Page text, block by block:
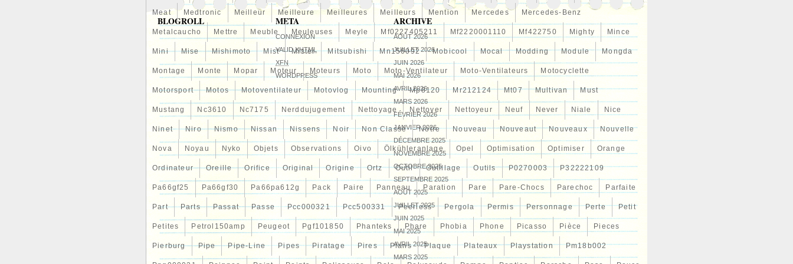
Meat Medtronic Meilleur Meilleure Meilleures Meilleurs Mention Mercedes Mercedes-Benz
Metalcaucho Mettre Meuble Meuleuses Meyle Mf0227405211 Mf2220001110 Mf422750 Mighty Mince
Mini Mise Mishimoto Mist Mister Mitsubishi Mn156092 Mobicool Mocal Modding Module Mongda
Montage Monte Mopar Moteur Moteurs Moto Moto-Ventilateur Moto-Ventilateurs Motocyclette
Motorsport Motos Motoventilateur Motovlog Mounting Mp8120 Mr212124 Mt07 Multivan Must
Mustang Nc3610 Nc7175 Nerddujugement Nettoyage Nettoyer Nettoyeur Neuf Never Niale Nice
Ninet Niro Nismo Nissan Nissens Noir Non Classé Notre Nouveau Nouveaut Nouveaux Nouvelle
Nova Noyau Nyko Objets Observations Oivo Ölkühleranlage Opel Optimisation Optimiser Orange
Ordinateur Oreille Orifice Original Origine Ortz Outil Outillage Outils P0270003 P32222109
Pa66gf25 Pa66gf30 Pa66pa612g Pack Paire Panneau Paration Pare Pare-Chocs Parechoc Parfaite
Part Parts Passat Passe Pcc000321 Pcc500331 Peerless Pergola Permis Personnage Perte Petit
Petites Petrol150amp Peugeot Pgf101850 Phanteks Phare Phobia Phone Picasso Pièce Pieces
Pierburg Pipe Pipe-Line Pipes Piratage Pires Plans Plaque Plateaux Playstation Pm18b002
BLOGROLL META
CONNEXION
VALIDXHTML
XFN
WORDPRESS
ARCHIVE
AOÛT 2026
JUILLET 2026
JUIN 2026
MAI 2026
AVRIL 2026
MARS 2026
FÉVRIER 2026
JANVIER 2026
DÉCEMBRE 2025
NOVEMBRE 2025
OCTOBRE 2025
SEPTEMBRE 2025
AOÛT 2025
JUILLET 2025
JUIN 2025
MAI 2025
AVRIL 2025
MARS 2025